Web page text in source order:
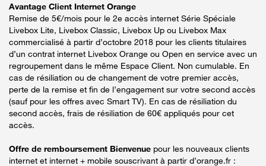
Avantage Client Internet Orange
Remise de 5€/mois pour le 2e accès internet Série Spéciale
Livebox Lite, Livebox Classic, Livebox Up ou Livebox Max
commercialisé à partir d’octobre 2018 pour les clients titulaires
d’un contrat internet Livebox Orange ou Open en service avec un
regroupement dans le même Espace Client. Non cumulable. En
cas de résiliation ou de changement de votre premier accès,
perte de la remise et fin de l’engagement sur votre second accès
(sauf pour les offres avec Smart TV). En cas de résiliation du
second accès, frais de résiliation de 60€ appliqués pour cet
accès.
Offre de remboursement Bienvenue pour les nouveaux clients
internet et internet + mobile souscrivant à partir d’orange.fr :